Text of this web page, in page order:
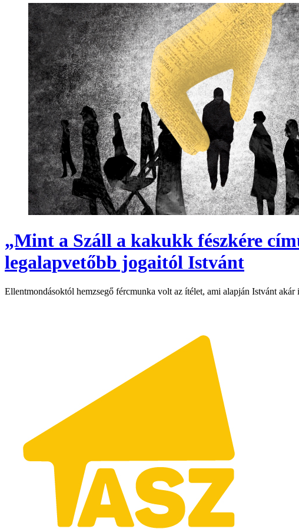
„Mint a Száll a kakukk fészkére
legalapvetőbb jogaitól Istvánt
Ellentmondásoktól hemzsegő fércmunka volt az ítélet, ami alapján Istvánt